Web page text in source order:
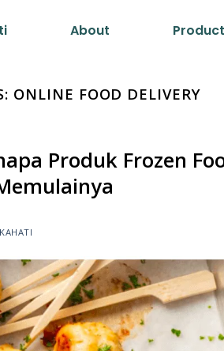
About Product
ONLINE FOOD DELIVERY
Produk Frozen